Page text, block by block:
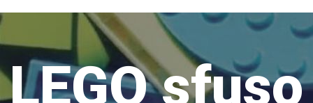
LEGO sfuso